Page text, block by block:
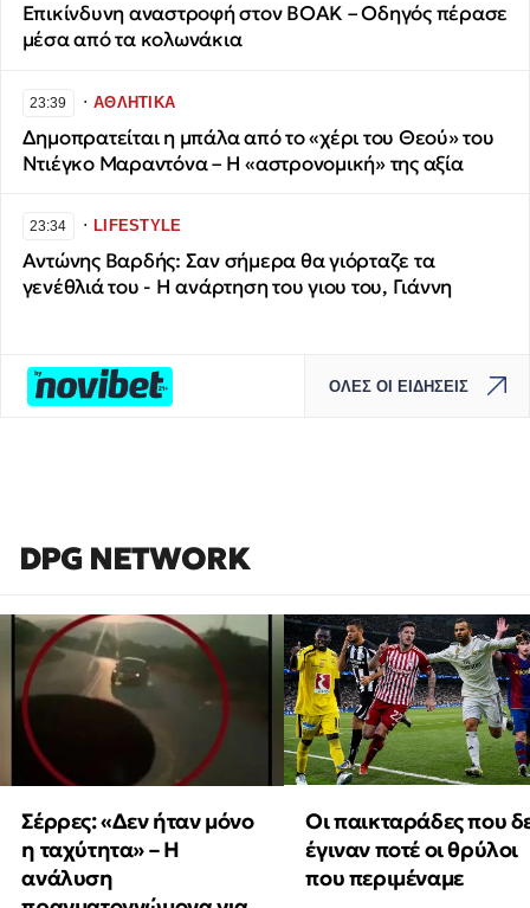
Επικίνδυνη αναστροφή στον ΒΟΑΚ – Οδηγός πέρασε
μέσα από τα κολωνάκια
23:39 ∙ΑΘΛΗΤΙΚΑ
Δημοπρατείται η μπάλα από το «χέρι του Θεού» του
Ντιέγκο Μαραντόνα – Η «αστρονομική» της αξία
23:34 ∙LIFESTYLE
Αντώνης Βαρδής: Σαν σήμερα θα γιόρταζε τα
γενέθλιά του - Η ανάρτηση του γιου του, Γιάννη
ΟΛΕΣ ΟΙ ΕΙΔΗΣΕΙΣ
DPG NETWORK
Σέρρες: «Δεν ήταν μόνο
η ταχύτητα» – Η
ανάλυση
Οι παικταράδες που
έγιναν ποτέ οι θρύλοι
που περιμέναμε